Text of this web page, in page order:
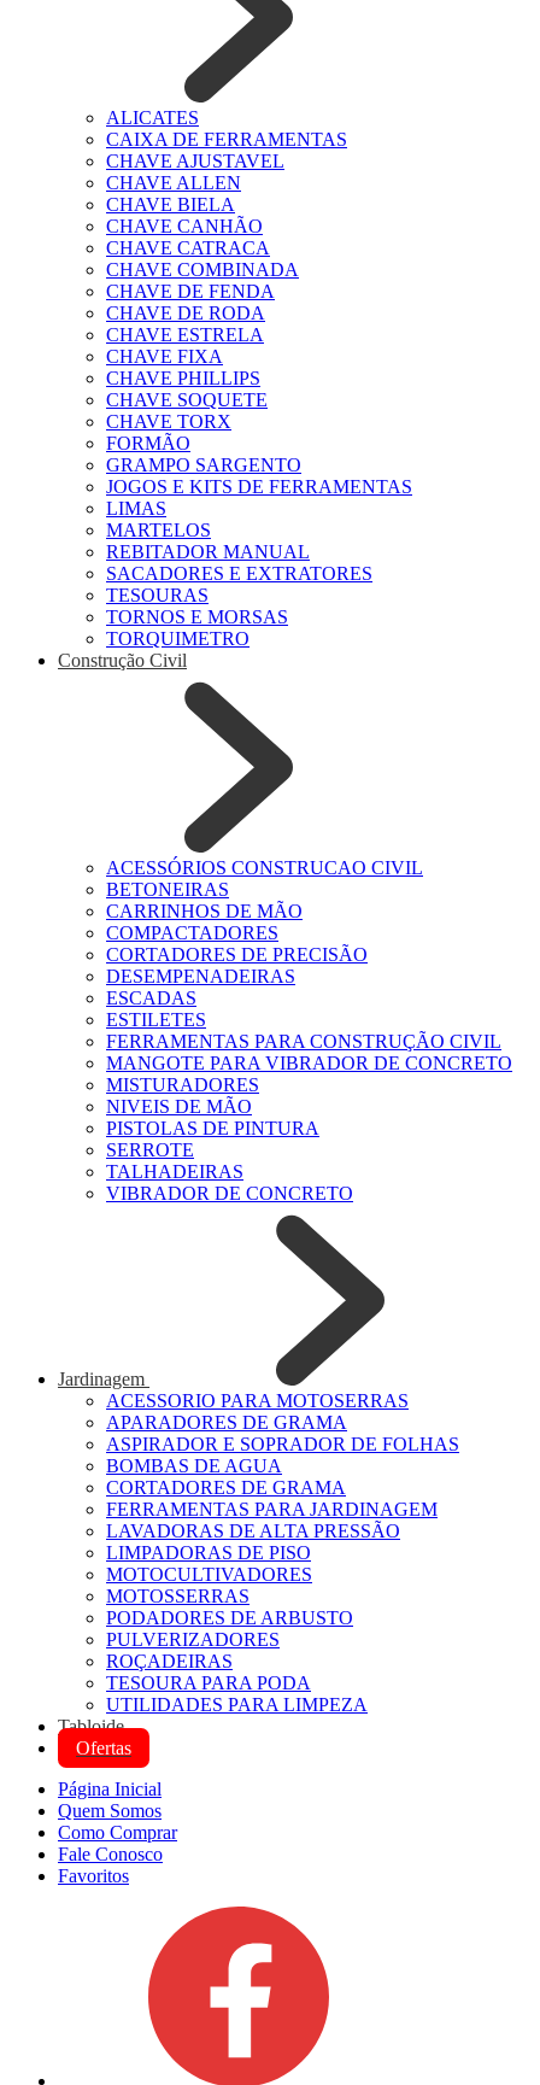
ALICATES
CAIXA DE FERRAMENTAS
CHAVE AJUSTAVEL
CHAVE ALLEN
CHAVE BIELA
CHAVE CANHÃO
CHAVE CATRACA
CHAVE COMBINADA
CHAVE DE FENDA
CHAVE DE RODA
CHAVE ESTRELA
CHAVE FIXA
CHAVE PHILLIPS
CHAVE SOQUETE
CHAVE TORX
FORMÃO
GRAMPO SARGENTO
JOGOS E KITS DE FERRAMENTAS
LIMAS
MARTELOS
REBITADOR MANUAL
SACADORES E EXTRATORES
TESOURAS
TORNOS E MORSAS
TORQUIMETRO
Construção Civil
ACESSÓRIOS CONSTRUCAO CIVIL
BETONEIRAS
CARRINHOS DE MÃO
COMPACTADORES
CORTADORES DE PRECISÃO
DESEMPENADEIRAS
ESCADAS
ESTILETES
FERRAMENTAS PARA CONSTRUÇÃO CIVIL
MANGOTE PARA VIBRADOR DE CONCRETO
MISTURADORES
NIVEIS DE MÃO
PISTOLAS DE PINTURA
SERROTE
TALHADEIRAS
VIBRADOR DE CONCRETO
Jardinagem
ACESSORIO PARA MOTOSERRAS
APARADORES DE GRAMA
ASPIRADOR E SOPRADOR DE FOLHAS
BOMBAS DE AGUA
CORTADORES DE GRAMA
FERRAMENTAS PARA JARDINAGEM
LAVADORAS DE ALTA PRESSÃO
LIMPADORAS DE PISO
MOTOCULTIVADORES
MOTOSSERRAS
PODADORES DE ARBUSTO
PULVERIZADORES
ROÇADEIRAS
TESOURA PARA PODA
UTILIDADES PARA LIMPEZA
Tabloide
Ofertas
Página Inicial
Quem Somos
Como Comprar
Fale Conosco
Favoritos